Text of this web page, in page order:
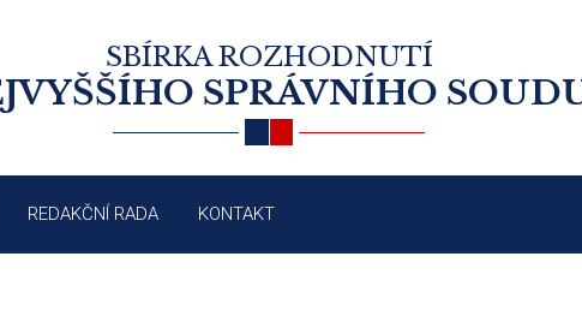
SBÍRKA ROZHODNUTÍ
SPRÁVNÍHO
REDAKČNÍ RADA KONTAKT